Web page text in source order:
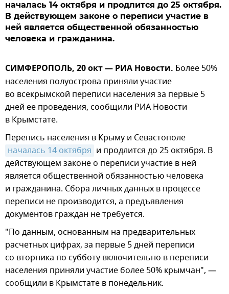
началась 14 октября и продлится до 25 октября.
В действующем законе о переписи участие в
ней является общественной обязанностью
человека и гражданина.
СИМФЕРОПОЛЬ, 20 окт — РИА Новости. Более 50%
населения полуострова приняли участие
во всекрымской переписи населения за первые 5
дней ее проведения, сообщили РИА Новости
в Крымстате.
Перепись населения в Крыму и Севастополе
началась 14 октября и продлится до 25 октября. В
действующем законе о переписи участие в ней
является общественной обязанностью человека
и гражданина. Сбора личных данных в процессе
переписи не производится, а предъявления
документов граждан не требуется.
"По данным, основанным на предварительных
расчетных цифрах, за первые 5 дней переписи
со вторника по субботу включительно в переписи
населения приняли участие более 50% крымчан", —
сообщили в Крымстате в понедельник.